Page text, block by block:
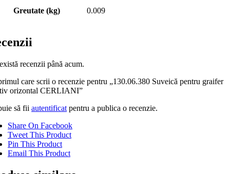
Greutate (kg) 0.009
recenzii până acum.
care scrii o recenzie pentru „130.06.380 Suveică pentru graifer
orizontal CERLIANI”
să fii autentificat pentru a publica o recenzie.
Share On Facebook
Tweet This Product
Pin This Product
Email This Product